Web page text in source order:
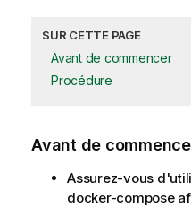
SUR CETTE PAGE
Avant de commencer
Procédure
Avant de
Assurez-vous
docker-compose